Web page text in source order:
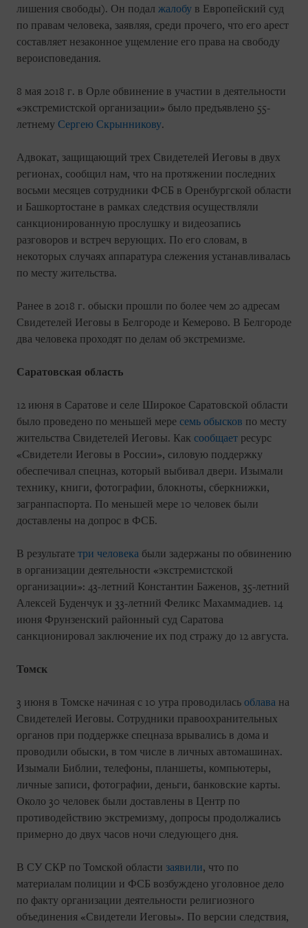
лишения свободы). Он подал жалобу в Европейский суд
по правам человека, заявляя, среди прочего, что его арест
составляет незаконное ущемление его права на свободу
вероисповедания.
8 мая 2018 г. в Орле обвинение в участии в деятельности
«экстремистской организации» было предъявлено 55-
летнему Сергею Скрынникову.
Адвокат, защищающий трех Свидетелей Иеговы в двух
регионах, сообщил нам, что на протяжении последних
восьми месяцев сотрудники ФСБ в Оренбургской области
и Башкортостане в рамках следствия осуществляли
санкционированную прослушку и видеозапись
разговоров и встреч верующих. По его словам, в
некоторых случаях аппаратура слежения устанавливалась
по месту жительства.
Ранее в 2018 г. обыски прошли по более чем 20 адресам
Свидетелей Иеговы в Белгороде и Кемерово. В Белгороде
два человека проходят по делам об экстремизме.
Саратовская область
12 июня в Саратове и селе Широкое Саратовской области
было проведено по меньшей мере семь обысков по месту
жительства Свидетелей Иеговы. Как сообщает ресурс
«Свидетели Иеговы в России», силовую поддержку
обеспечивал спецназ, который выбивал двери. Изымали
технику, книги, фотографии, блокноты, сберкнижки,
загранпаспорта. По меньшей мере 10 человек были
доставлены на допрос в ФСБ.
В результате три человека были задержаны по обвинению
в организации деятельности «экстремистской
организации»: 43-летний Константин Баженов, 35-летний
Алексей Буденчук и 33-летний Феликс Махаммадиев. 14
июня Фрунзенский районный суд Саратова
санкционировал заключение их под стражу до 12 августа.
Томск
3 июня в Томске начиная с 10 утра проводилась облава на
Свидетелей Иеговы. Сотрудники правоохранительных
органов при поддержке спецназа врывались в дома и
проводили обыски, в том числе в личных автомашинах.
Изымали Библии, телефоны, планшеты, компьютеры,
личные записи, фотографии, деньги, банковские карты.
Около 30 человек были доставлены в Центр по
противодействию экстремизму, допросы продолжались
примерно до двух часов ночи следующего дня.
В СУ СКР по Томской области заявили, что по
материалам полиции и ФСБ возбуждено уголовное дело
по факту организации деятельности религиозного
объединения «Свидетели Иеговы». По версии следствия,